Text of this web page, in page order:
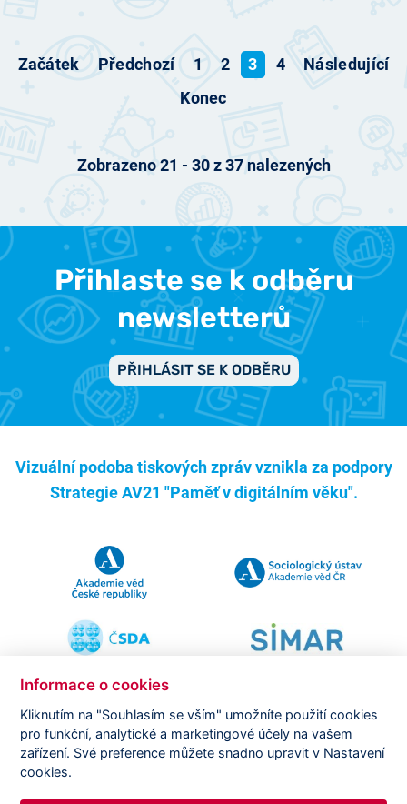
Začátek Předchozí 1 2 3 4
Následující
Konec
Zobrazeno21 - 30z37nalezených
Přihlaste se k odběru
newsletterů
PŘIHLÁSIT SE K ODBĚRU
Vizuální podoba tiskových zpráv vznikla za podpory
Strategie AV21 "Paměť v digitálním věku".
Copyright © CVVM | Právní ujednání| Nastavení cookies
Prohlášení o zpracování osobních údajů
Informace o cookies
Kliknutím na "Souhlasím se vším" umožníte použití cookies
pro funkční, analytické a marketingové účely na vašem
zařízení. Své preference můžete snadno upravit v Nastavení
cookies.